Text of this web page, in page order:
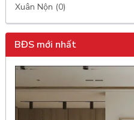
Xuân Nộn (0)
BĐS mới nhất